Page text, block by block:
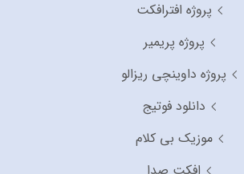
پروژه افترافکت
پروژه پریمیر
پروژه داوینچی ریزالو
دانلود فوتیج
موزیک بی کلام